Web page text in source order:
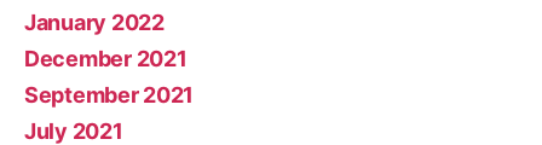
January 2022
December 2021
September 2021
July 2021